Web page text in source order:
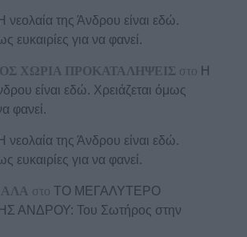
Η νεολαία της Άνδρου είναι εδώ.
ευκαιρίες για να φανεί.
ΧΩΡΙΑ ΠΡΟΚΑΤΑΛΗΨΕΙΣ στο Η
είναι εδώ. Χρειάζεται όμως
φανεί.
Η νεολαία της Άνδρου είναι εδώ.
ευκαιρίες για να φανεί.
στο ΤΟ ΜΕΓΑΛΥΤΕΡΟ
ΑΝΔΡΟΥ: Του Σωτήρος στην